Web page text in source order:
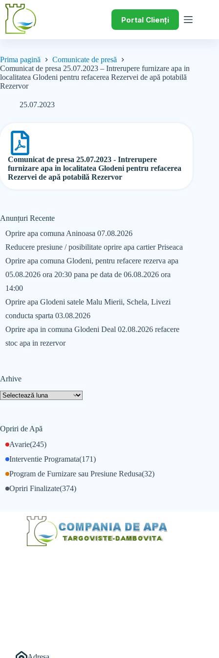
Portal Clienți
Prima pagină
Comunicate de presă
Comunicat de presa 25.07.2023 – Intrerupere furnizare apa in
localitatea Glodeni pentru refacerea Rezervei de apă potabilă
Rezervor
25.07.2023
Comunicat de presa 25.07.2023 - Intrerupere
furnizare apa in localitatea Glodeni pentru refacerea
Rezervei de apă potabilă Rezervor
Anunțuri Recente
Oprire apa comuna Aninoasa 07.08.2026
Reducere presiune / posibilitate oprire apa cartier Priseaca
Oprire apa comuna Glodeni, pentru refacere rezerva apa
05.08.2026 ora 20:30 pana pe data de 06.08.2026 ora
14:00
Oprire apa Glodeni satele Malu Mierii, Schela, Livezi
conducta sparta 03.08.2026
Oprire apa in comuna Glodeni Deal 02.08.2026 refacere
stoc apa in rezervor
Arhive
Opriri de Apă
Avarie(245)
Interventie Programata(171)
Opriri Finalizate(374)
Program de Furnizare sau Presiune Redusa(32)